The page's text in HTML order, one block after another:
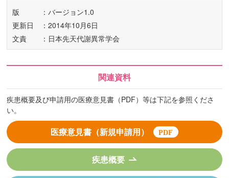
版
：バージョン1.0
更新日
：2014年10月6日
文責
：日本先天代謝異常学会
関連資料
疾患概要及び申請用の医療意見書（PDF）等は下記を参照くださ
い。
医療意見書（新規申請用）
疾患概要